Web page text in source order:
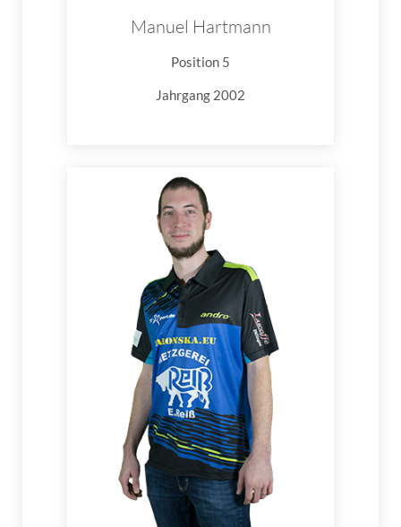
Manuel Hartmann
Position 5
Jahrgang 2002